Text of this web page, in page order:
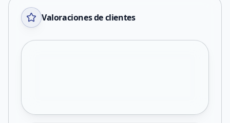
Valoraciones de clientes